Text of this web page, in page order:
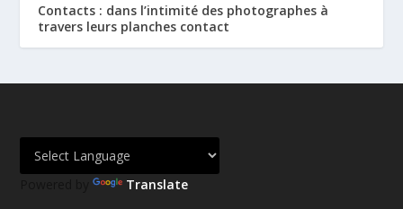
Contacts : dans l’intimité des photographes à
travers leurs planches contact
Powered by Translate